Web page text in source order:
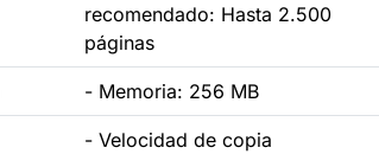
recomendado: Hasta 2.500
páginas
- Memoria: 256 MB
- Velocidad de copia